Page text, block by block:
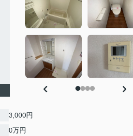
3,000円
0万円